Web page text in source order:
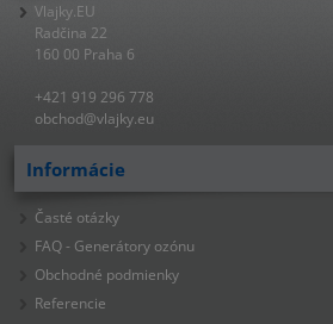
Vlajky.EU
Radčina 22
160 00 Praha 6
+421 919 296 778
obchod@vlajky.eu
Informácie
Časté otázky
FAQ - Generátory ozónu
Obchodné podmienky
Referencie